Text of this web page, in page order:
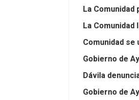
La
La
Comunidad
Gobierno de
Dávila
Gobierno de